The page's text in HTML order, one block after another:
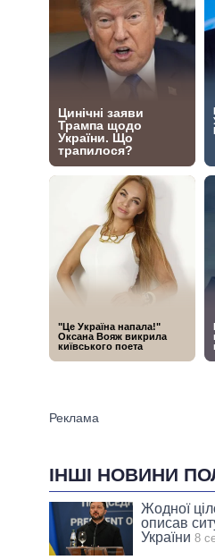
ІНШІ НОВИНИ
Жодної
описав
України 8